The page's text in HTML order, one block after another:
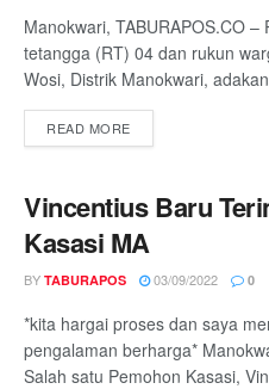
Manokwari, TABURAPOS.CO –
tetangga (RT) 04 dan rukun
Wosi, Distrik Manokwari,
READ MORE
Vincentius Baru
Kasasi MA
BY TABURAPOS 03/09/2022 0
*kita hargai proses dan saya
pengalaman berharga*
Salah satu Pemohon Kasasi,